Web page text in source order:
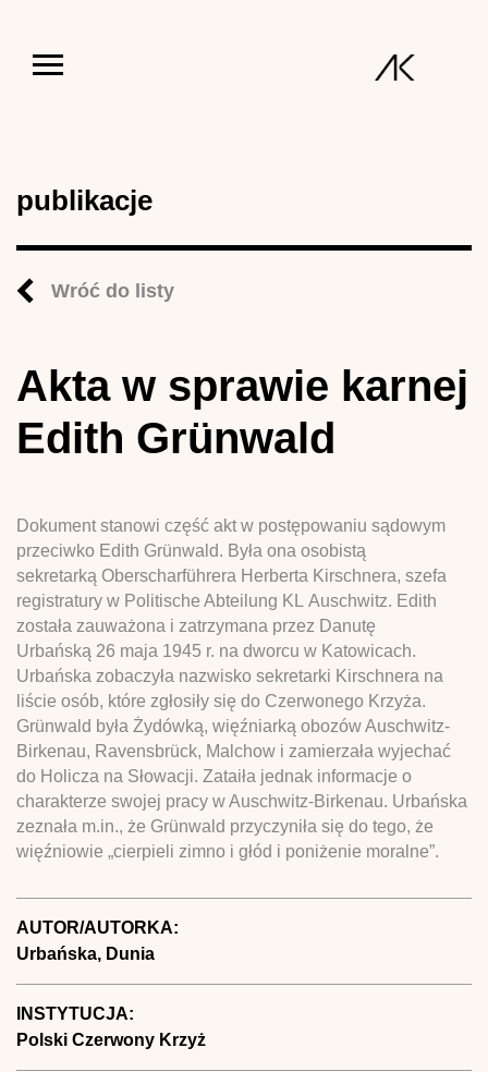
publikacje
Wróć do listy
Akta w sprawie karnej
Edith Grünwald
Dokument stanowi część akt w postępowaniu sądowym
przeciwko Edith Grünwald. Była ona osobistą
sekretarką Oberscharführera Herberta Kirschnera, szefa
registratury w Politische Abteilung KL Auschwitz. Edith
została zauważona i zatrzymana przez Danutę
Urbańską 26 maja 1945 r. na dworcu w Katowicach.
Urbańska zobaczyła nazwisko sekretarki Kirschnera na
liście osób, które zgłosiły się do Czerwonego Krzyża.
Grünwald była Żydówką, więźniarką obozów Auschwitz-
Birkenau, Ravensbrück, Malchow i zamierzała wyjechać
do Holicza na Słowacji. Zataiła jednak informacje o
charakterze swojej pracy w Auschwitz-Birkenau. Urbańska
zeznała m.in., że Grünwald przyczyniła się do tego, że
więźniowie „cierpieli zimno i głód i poniżenie moralne”.
AUTOR/AUTORKA:
Urbańska, Dunia
INSTYTUCJA:
Polski Czerwony Krzyż